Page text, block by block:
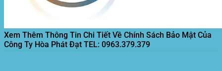
Xem Thêm Thông Tin Chi Tiết Về Chính Sách Bảo Mật Của
Công Ty Hòa Phát Đạt TEL: 0963.379.379